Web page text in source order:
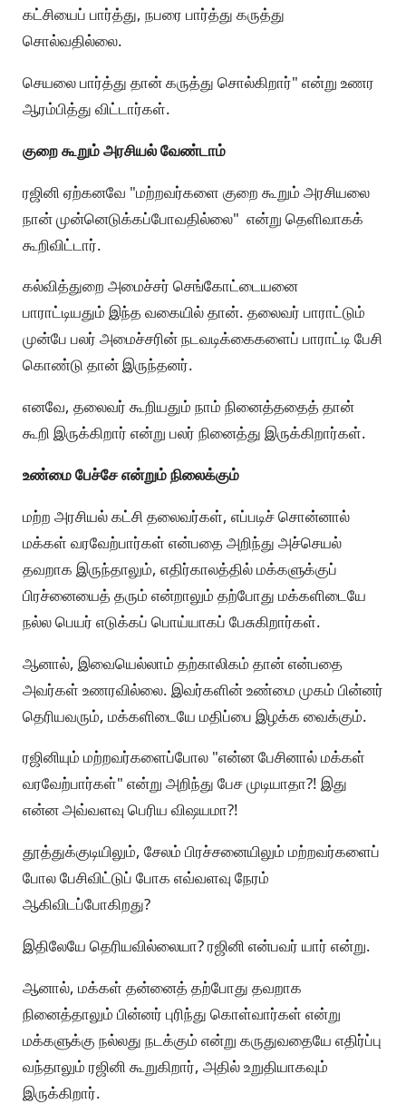
கட்சியைப் பார்த்து, நபரை பார்த்து கருத்து
சொல்வதில்லை.
செயலை பார்த்து தான் கருத்து சொல்கிறார்" என்று உணர
ஆரம்பித்து விட்டார்கள்.
குறை கூறும் அரசியல் வேண்டாம்
ரஜினி ஏற்கனவே "மற்றவர்களை குறை கூறும் அரசியலை
நான் முன்னெடுக்கப்போவதில்லை" என்று தெளிவாகக்
கூறிவிட்டார்.
கல்வித்துறை அமைச்சர் செங்கோட்டையனை
பாராட்டியதும் இந்த வகையில் தான். தலைவர் பாராட்டும்
முன்பே பலர் அமைச்சரின் நடவடிக்கைகளைப் பாராட்டி பேசி
கொண்டு தான் இருந்தனர்.
எனவே, தலைவர் கூறியதும் நாம் நினைத்ததைத் தான்
கூறி இருக்கிறார் என்று பலர் நினைத்து இருக்கிறார்கள்.
உண்மை பேச்சே என்றும் நிலைக்கும்
மற்ற அரசியல் கட்சி தலைவர்கள், எப்படிச் சொன்னால்
மக்கள் வரவேற்பார்கள் என்பதை அறிந்து அச்செயல்
தவறாக இருந்தாலும், எதிர்காலத்தில் மக்களுக்குப்
பிரச்னையைத் தரும் என்றாலும் தற்போது மக்களிடையே
நல்ல பெயர் எடுக்கப் பொய்யாகப் பேசுகிறார்கள்.
ஆனால், இவையெல்லாம் தற்காலிகம் தான் என்பதை
அவர்கள் உணரவில்லை. இவர்களின் உண்மை முகம் பின்னர்
தெரியவரும், மக்களிடையே மதிப்பை இழக்க வைக்கும்.
ரஜினியும் மற்றவர்களைப்போல "என்ன பேசினால் மக்கள்
வரவேற்பார்கள்" என்று அறிந்து பேச முடியாதா?! இது
என்ன அவ்வளவு பெரிய விஷயமா?!
தூத்துக்குடியிலும், சேலம் பிரச்சனையிலும் மற்றவர்களைப்
போல பேசிவிட்டுப் போக எவ்வளவு நேரம்
ஆகிவிடப்போகிறது?
இதிலேயே தெரியவில்லையா? ரஜினி என்பவர் யார் என்று.
ஆனால், மக்கள் தன்னைத் தற்போது தவறாக
நினைத்தாலும் பின்னர் புரிந்து கொள்வார்கள் என்று
மக்களுக்கு நல்லது நடக்கும் என்று கருதுவதையே எதிர்ப்பு
வந்தாலும் ரஜினி கூறுகிறார், அதில் உறுதியாகவும்
இருக்கிறார்.